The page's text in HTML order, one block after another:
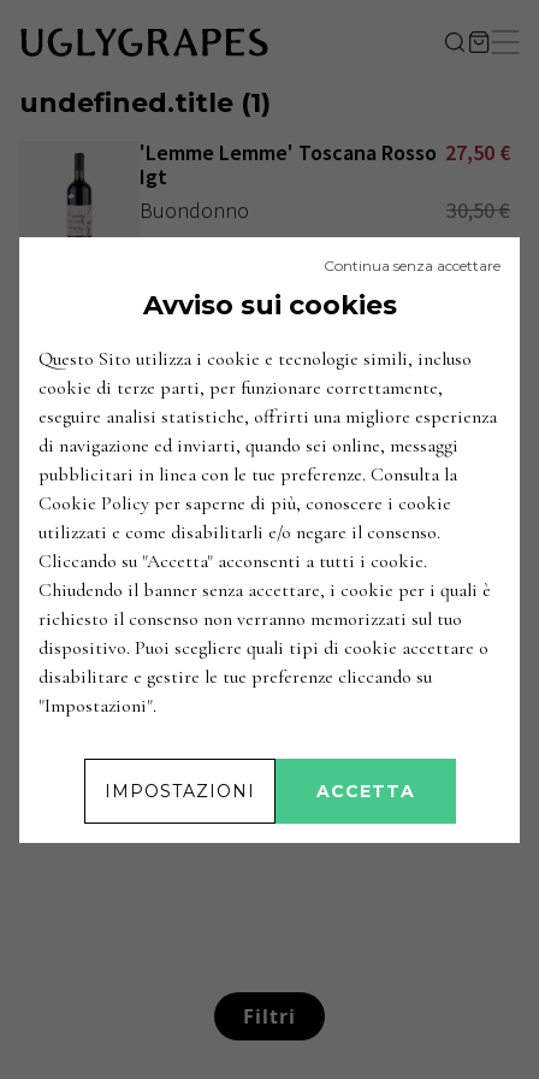
undefined.title (1)
'Lemme Lemme' Toscana Rosso
Igt
27,50 €
Buondonno 30,50€
Filtri
Avviso sui cookies
Continua senza accettare
Questo Sito utilizza i cookie e tecnologie simili, incluso
cookie di terze parti, per funzionare correttamente,
eseguire analisi statistiche, offrirti una migliore esperienza
di navigazione ed inviarti, quando sei online, messaggi
pubblicitari in linea con le tue preferenze. Consulta la
Cookie Policy per saperne di più, conoscere i cookie
utilizzati e come disabilitarli e/o negare il consenso.
Cliccando su "Accetta" acconsenti a tutti i cookie.
Chiudendo il banner senza accettare, i cookie per i quali è
richiesto il consenso non verranno memorizzati sul tuo
dispositivo. Puoi scegliere quali tipi di cookie accettare o
disabilitare e gestire le tue preferenze cliccando su
"Impostazioni".
IMPOSTAZIONI ACCETTA